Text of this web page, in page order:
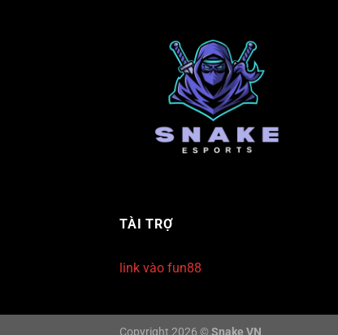
TÀI TRỢ
link vào fun88
Copyright 2026 © Snake VN